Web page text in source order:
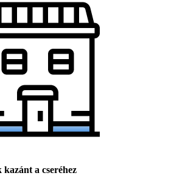
a cseréhez